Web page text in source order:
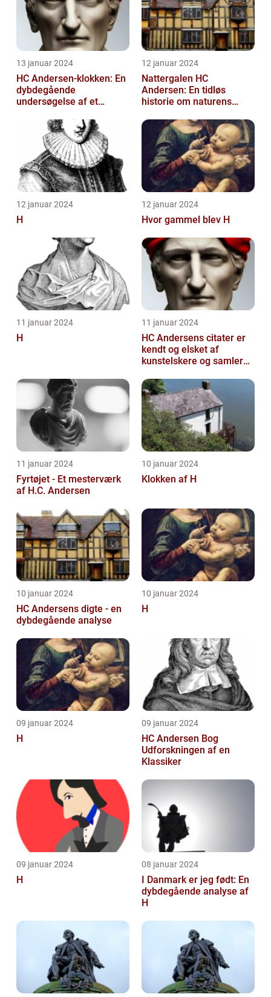
13 januar 2024
HC Andersen-klokken: En
dybdegående
undersøgelse af et
12 januar 2024
Nattergalen HC
Andersen: En tidløs
historie om naturens
12 januar 2024
H
12 januar 2024
Hvor gammel blev H
11 januar 2024
H
11 januar 2024
HC Andersens citater er
kendt og elsket af
kunstelskere og samlere
11 januar 2024
Fyrtøjet - Et mesterværk
af H.C. Andersen
10 januar 2024
Klokken af H
10 januar 2024
HC Andersens digte - en
dybdegående analyse
10 januar 2024
H
09 januar 2024
H
09 januar 2024
HC Andersen Bog
Udforskningen af en
Klassiker
09 januar 2024
H
08 januar 2024
I Danmark er jeg født: En
dybdegående analyse af
H